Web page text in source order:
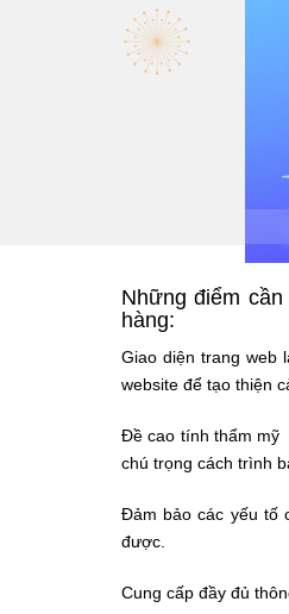
Những điểm
hàng:
Giao diện trang web
website để tạo thiện
Đề cao tính thẩm mỹ
chú trọng cách trình
Đảm bảo các yếu tố
được.
Cung cấp đầy đủ